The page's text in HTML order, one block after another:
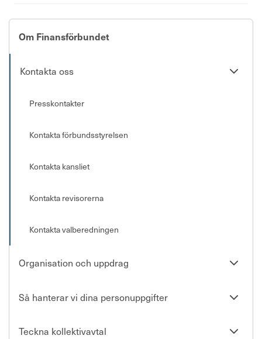
Om Finansförbundet
Kontakta oss
Se
Presskontakter
Kontakta förbundsstyrelsen
Kontakta kansliet
Kontakta revisorerna
Kontakta valberedningen
Organisation och uppdrag
Se
Så hanterar vi dina personuppgifter
Se
Teckna kollektivavtal
Se